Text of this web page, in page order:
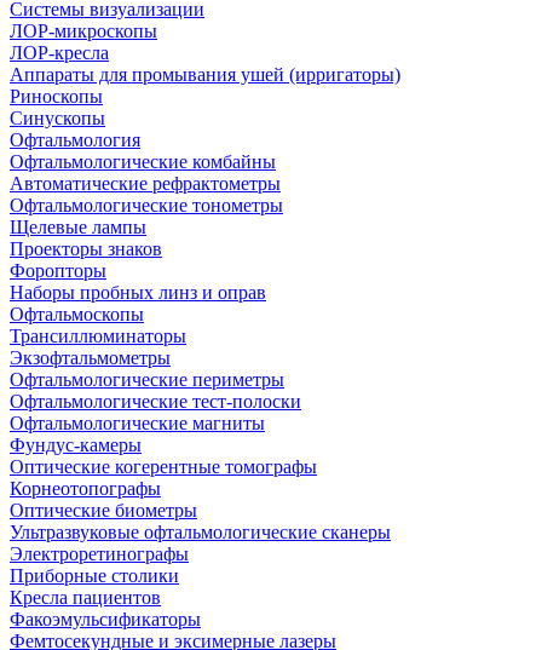
Системы визуализации
ЛОР-микроскопы
ЛОР-кресла
Аппараты для промывания ушей (ирригаторы)
Риноскопы
Синускопы
Офтальмология
Офтальмологические комбайны
Автоматические рефрактометры
Офтальмологические тонометры
Щелевые лампы
Проекторы знаков
Форопторы
Наборы пробных линз и оправ
Офтальмоскопы
Трансиллюминаторы
Экзофтальмометры
Офтальмологические периметры
Офтальмологические тест-полоски
Офтальмологические магниты
Фундус-камеры
Оптические когерентные томографы
Корнеотопографы
Оптические биометры
Ультразвуковые офтальмологические сканеры
Электроретинографы
Приборные столики
Кресла пациентов
Факоэмульсификаторы
Фемтосекундные и эксимерные лазеры